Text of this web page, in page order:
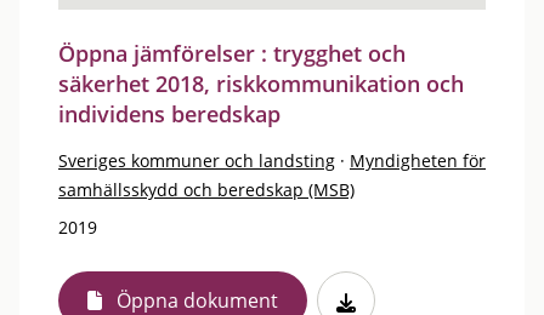
Öppna jämförelser : trygghet och
säkerhet 2018, riskkommunikation och
individens beredskap
Sveriges kommuner och landsting · Myndigheten för
samhällsskydd och beredskap (MSB)
2019
Öppna dokument